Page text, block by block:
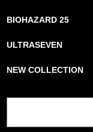
BIOHAZARD 25
ULTRASEVEN
NEW COLLECTION